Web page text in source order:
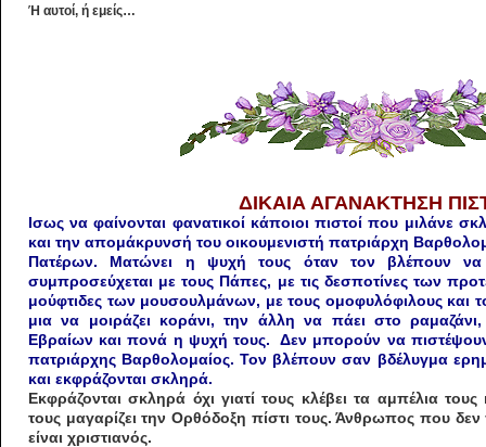
Ή αυτοί, ή εμείς…
ΔΙΚΑΙΑ ΑΓΑΝΑΚΤΗΣΗ
Ισως να φαίνονται φανατικοί κάποιοι πιστοί που μιλάνε
και την απομάκρυνσή του οικουμενιστή πατριάρχη
Πατέρων. Ματώνει η ψυχή τους όταν τον βλέπουν να
συμπροσεύχεται με τους Πάπες, με τις δεσποτίνες των
μούφτιδες των μουσουλμάνων, με τους ομοφυλόφιλους
μια να μοιράζει κοράνι, την άλλη να πάει στο
Εβραίων και πονά η ψυχή τους. Δεν μπορούν να
πατριάρχης Βαρθολομαίος. Τον βλέπουν σαν βδέλυγμα
και εκφράζονται σκληρά.
Εκφράζονται σκληρά όχι γιατί τους κλέβει τα αμπέλια
τους μαγαρίζει την Ορθόδοξη πίστι τους. Άνθρωπος που
είναι χριστιανός.